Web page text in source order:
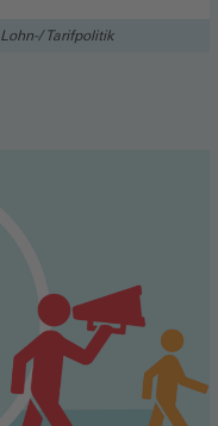
Lohn-/ Tarifpolitik